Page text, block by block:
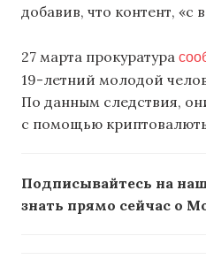
добавив, что контент, «с
27 марта прокуратура
19-летний молодой
По данным следствия,
с помощью
Подписывайтесь на
знать прямо сейчас о